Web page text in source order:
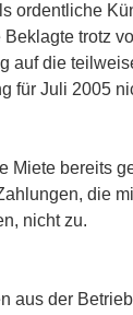
ordentliche
trotz
auf die
für Juli 2005
Miete bereits
die
nicht zu.
aus der